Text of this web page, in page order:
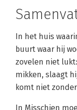
In het huis
buurt waar hij
zovelen niet
mikken, slaagt
komt niet
In Misschien